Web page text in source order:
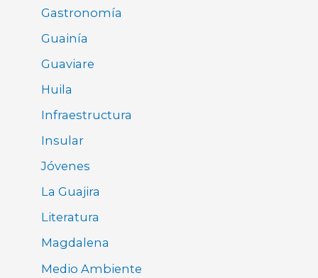
Gastronomía
Guainía
Guaviare
Huila
Infraestructura
Insular
Jóvenes
La Guajira
Literatura
Magdalena
Medio Ambiente